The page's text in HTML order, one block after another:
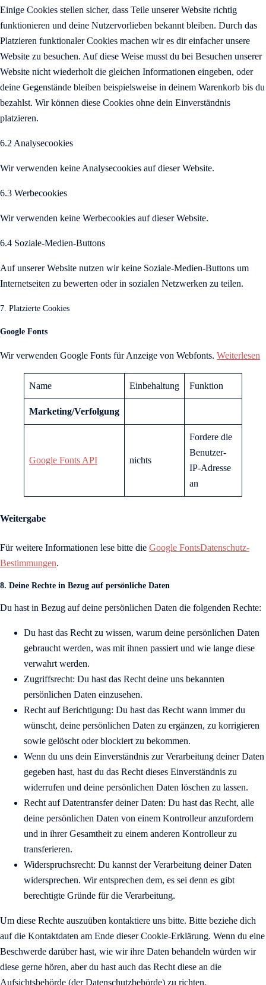
Einige Cookies stellen sicher, dass Teile unserer Website richtig
funktionieren und deine Nutzervorlieben bekannt bleiben. Durch das
Platzieren funktionaler Cookies machen wir es dir einfacher unsere
Website zu besuchen. Auf diese Weise musst du bei Besuchen unserer
Website nicht wiederholt die gleichen Informationen eingeben, oder
deine Gegenstände bleiben beispielsweise in deinem Warenkorb bis du
bezahlst. Wir können diese Cookies ohne dein Einverständnis
platzieren.
6.2 Analysecookies
Wir verwenden keine Analysecookies auf dieser Website.
6.3 Werbecookies
Wir verwenden keine Werbecookies auf dieser Website.
6.4 Soziale-Medien-Buttons
Auf unserer Website nutzen wir keine Soziale-Medien-Buttons um
Internetseiten zu bewerten oder in sozialen Netzwerken zu teilen.
7. Platzierte Cookies
Google Fonts
Wir verwenden Google Fonts für Anzeige von Webfonts. Weiterlesen
Name Einbehaltung Funktion
Marketing/Verfolgung
Google Fonts API nichts
Fordere die
Benutzer-
IP-Adresse
an
Weitergabe
Für weitere Informationen lese bitte die Google FontsDatenschutz-
Bestimmungen.
8. Deine Rechte in Bezug auf persönliche Daten
Du hast in Bezug auf deine persönlichen Daten die folgenden Rechte:
Du hast das Recht zu wissen, warum deine persönlichen Daten
gebraucht werden, was mit ihnen passiert und wie lange diese
verwahrt werden.
Zugriffsrecht: Du hast das Recht deine uns bekannten
persönlichen Daten einzusehen.
Recht auf Berichtigung: Du hast das Recht wann immer du
wünscht, deine persönlichen Daten zu ergänzen, zu korrigieren
sowie gelöscht oder blockiert zu bekommen.
Wenn du uns dein Einverständnis zur Verarbeitung deiner Daten
gegeben hast, hast du das Recht dieses Einverständnis zu
widerrufen und deine persönlichen Daten löschen zu lassen.
Recht auf Datentransfer deiner Daten: Du hast das Recht, alle
deine persönlichen Daten von einem Kontrolleur anzufordern
und in ihrer Gesamtheit zu einem anderen Kontrolleur zu
transferieren.
Widerspruchsrecht: Du kannst der Verarbeitung deiner Daten
widersprechen. Wir entsprechen dem, es sei denn es gibt
berechtigte Gründe für die Verarbeitung.
Um diese Rechte auszuüben kontaktiere uns bitte. Bitte beziehe dich
auf die Kontaktdaten am Ende dieser Cookie-Erklärung. Wenn du eine
Beschwerde darüber hast, wie wir ihre Daten behandeln würden wir
diese gerne hören, aber du hast auch das Recht diese an die
Aufsichtsbehörde (der Datenschutzbehörde) zu richten.